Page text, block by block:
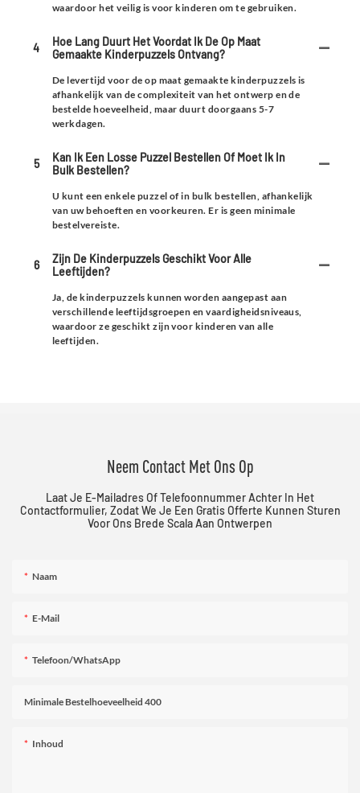
waardoor het veilig is voor kinderen om te gebruiken.
4
Hoe Lang Duurt Het Voordat Ik De Op Maat
Gemaakte Kinderpuzzels Ontvang?
De levertijd voor de op maat gemaakte kinderpuzzels is
afhankelijk van de complexiteit van het ontwerp en de
bestelde hoeveelheid, maar duurt doorgaans 5-7
werkdagen.
5
Kan Ik Een Losse Puzzel Bestellen Of Moet Ik In
Bulk Bestellen?
U kunt een enkele puzzel of in bulk bestellen, afhankelijk
van uw behoeften en voorkeuren. Er is geen minimale
bestelvereiste.
6
Zijn De Kinderpuzzels Geschikt Voor Alle
Leeftijden?
Ja, de kinderpuzzels kunnen worden aangepast aan
verschillende leeftijdsgroepen en vaardigheidsniveaus,
waardoor ze geschikt zijn voor kinderen van alle
leeftijden.
Neem Contact Met Ons Op
Laat Je E-Mailadres Of Telefoonnummer Achter In Het
Contactformulier, Zodat We Je Een Gratis Offerte Kunnen Sturen
Voor Ons Brede Scala Aan Ontwerpen
Naam
E-Mail
Telefoon/WhatsApp
Minimale Bestelhoeveelheid 400
Inhoud